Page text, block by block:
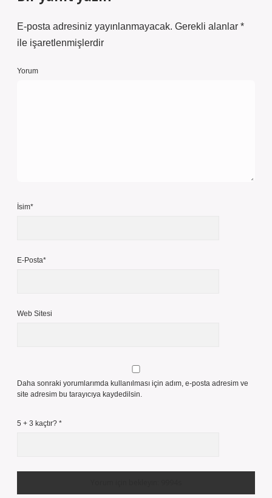
E-posta adresiniz yayınlanmayacak. Gerekli alanlar *
ile işaretlenmişlerdir
Yorum
İsim*
E-Posta*
Web Sitesi
Daha sonraki yorumlarımda kullanılması için adım, e-posta adresim ve
site adresim bu tarayıcıya kaydedilsin.
5 + 3 kaçtır? *